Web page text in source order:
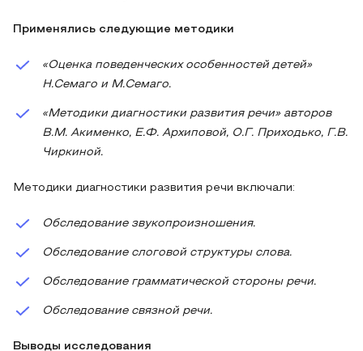
Применялись следующие методики
«Оценка поведенческих особенностей детей»
Н.Семаго и М.Семаго.
«Методики диагностики развития речи» авторов
В.М. Акименко, Е.Ф. Архиповой, О.Г. Приходько, Г.В.
Чиркиной.
Методики диагностики развития речи включали:
Обследование звукопроизношения.
Обследование слоговой структуры слова.
Обследование грамматической стороны речи.
Обследование связной речи.
Выводы исследования